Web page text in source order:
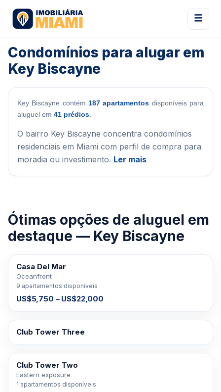
Condomínios para alugar em
Key Biscayne
Key Biscayne contém 187 apartamentos disponíveis para
aluguel em 41 prédios
O bairro Key Biscayne concentra condomínios
residenciais em Miami com perfil de compra para
moradia ou investimento. Ler mais
Ótimas opções de aluguel em
destaque — Key Biscayne
PARA ALUGAR
Casa Del Mar
Oceanfront
9 apartamentos disponíveis
US$5,750 – US$22,000
PARA ALUGAR
Club Tower Three
PARA ALUGAR
Club Tower Two
Eastern exposure
1 apartamentos disponíveis